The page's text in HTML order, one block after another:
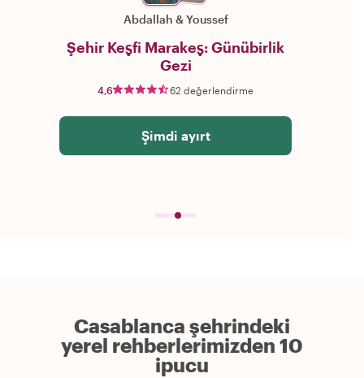
Abdallah &Youssef
Şehir Keşfi Marakeş: Günübirlik
Gezi
4,6 62 değerlendirme
Şimdi ayırt
Casablanca şehrindeki
yerel rehberlerimizden 10
ipucu